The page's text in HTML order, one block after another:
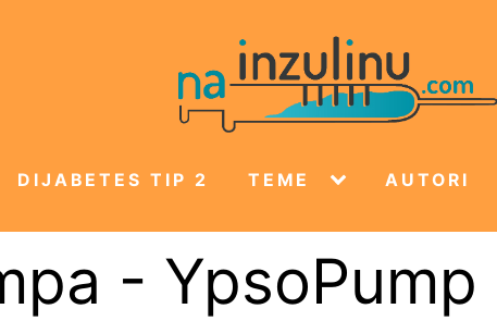
DIJABETES TIP 2 TEME AUTORI
- YpsoPump